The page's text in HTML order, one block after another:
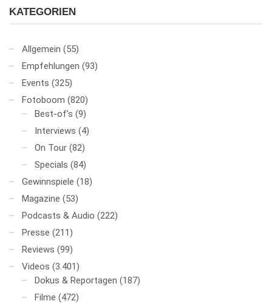
KATEGORIEN
Allgemein (55)
Empfehlungen (93)
Events (325)
Fotoboom (820)
Best-of's (9)
Interviews (4)
On Tour (82)
Specials (84)
Gewinnspiele (18)
Magazine (53)
Podcasts & Audio (222)
Presse (211)
Reviews (99)
Videos (3.401)
Dokus & Reportagen (187)
Filme (472)